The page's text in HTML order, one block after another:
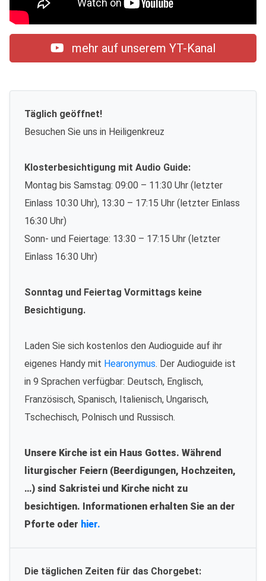
mehr auf unserem YT-Kanal
Täglich geöffnet!
Besuchen Sie uns in Heiligenkreuz
Klosterbesichtigung mit Audio Guide:
Montag bis Samstag: 09:00 – 11:30 Uhr (letzter
Einlass 10:30 Uhr), 13:30 – 17:15 Uhr (letzter Einlass
16:30 Uhr)
Sonn- und Feiertage: 13:30 – 17:15 Uhr (letzter
Einlass 16:30 Uhr)
Sonntag und Feiertag Vormittags keine
Besichtigung.
Laden Sie sich kostenlos den Audioguide auf ihr
eigenes Handy mit Hearonymus. Der Audioguide ist
in 9 Sprachen verfügbar: Deutsch, Englisch,
Französisch, Spanisch, Italienisch, Ungarisch,
Tschechisch, Polnisch und Russisch.
Unsere Kirche ist ein Haus Gottes. Während
liturgischer Feiern (Beerdigungen, Hochzeiten,
…) sind Sakristei und Kirche nicht zu
besichtigen. Informationen erhalten Sie an der
Pforte oder hier.
Die täglichen Zeiten für das Chorgebet: